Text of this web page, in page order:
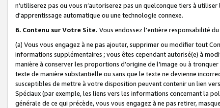
n’utiliserez pas ou vous n’autoriserez pas un quelconque tiers à
d'apprentissage automatique ou une technologie connexe.
6. Contenu sur Votre Site. Vous endossez l'entière responsabilité
(a) Vous vous engagez à ne pas ajouter, supprimer ou modifier tout
informations supplémentaires ; vous êtes cependant autorisé(e) à
manière à conserver les proportions d’origine de l’image ou à
texte de manière substantielle ou sans que le texte ne devienne
susceptibles de mettre à votre disposition peuvent contenir un lien
Spéciaux (par exemple, les liens vers les informations concernant la
générale de ce qui précède, vous vous engagez à ne pas retirer,